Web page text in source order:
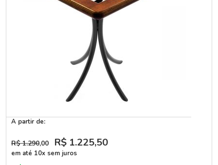
A partir de:
R$ 1.290,00 R$ 1.225,50
em até 10x sem juros